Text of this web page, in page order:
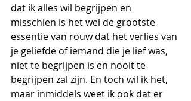
dat ik alles wil begrijpen en
misschien is het wel de grootste
essentie van rouw dat het verlies van
je geliefde of iemand die je lief was,
niet te begrijpen is en nooit te
begrijpen zal zijn. En toch wil ik het,
maar inmiddels weet ik ook dat er